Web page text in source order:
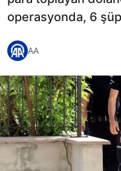
operasyonda, 6
AA